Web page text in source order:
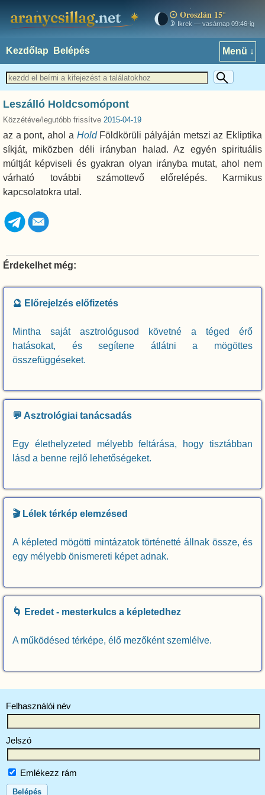
aranycsillag.net Oroszlán 15°
Ikrek — vasárnap 09:46-ig
Kezdőlap Belépés Menü ↓
Leszálló Holdcsomópont
Közzétéve/legutóbb frissítve 2015-04-19
az a pont, ahol a HoldFöldkörüli pályáján metszi az Ekliptika
síkját, miközben déli irányban halad. Az egyén spirituális
múltját képviseli és gyakran olyan irányba mutat, ahol nem
várható további számottevő előrelépés. Karmikus
kapcsolatokra utal.
Érdekelhet még:
🔮 Előrejelzés előfizetés
Mintha saját asztrológusod követné a téged érő
hatásokat, és segítene átlátni a mögöttes
összefüggéseket.
💬 Asztrológiai tanácsadás
Egy élethelyzeted mélyebb feltárása, hogy tisztábban
lásd a benne rejlő lehetőségeket.
🎬 Lélek térkép elemzésed
A képleted mögötti mintázatok történetté állnak össze, és
egy mélyebb önismereti képet adnak.
🌀 Eredet - mesterkulcs a képletedhez
A működésed térképe, élő mezőként szemlélve.
Felhasználói név
Jelszó
Emlékezz rám